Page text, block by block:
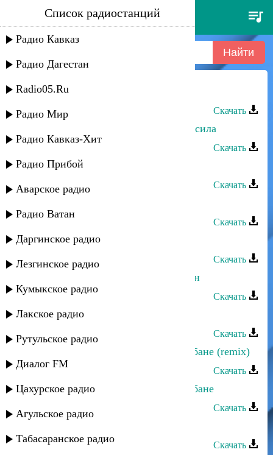
шамиль мусаев - я не изменюсь
Список радиостанций
Радио Кавказ
Радио Дагестан
Radio05.Ru
Радио Мир
Радио Кавказ-Хит
Радио Прибой
Аварское радио
Радио Ватан
Даргинское радио
Лезгинское радио
Кумыкское радио
Лакское радио
Рутульское радио
Диалог FM
Цахурское радио
Агульское радио
Табасаранское радио
Шамиль Мусаев - Я не изменюсь
Скачать
Шамиль Мусаев - Азир дарган рурсила
Скачать
Шамиль Мусаев - Милая
Скачать
Скачать
Шамиль Мусаев - Ты уходишь
Скачать
Камиль Мусаев - Салам, Аваристан
Скачать
Эльдар Мусаев - Поппури
Скачать
Эльдар Мусаев - Поппури на барабане (remix)
Скачать
Эльдар Мусаев - Поппури на барабане
Скачать
Скачать